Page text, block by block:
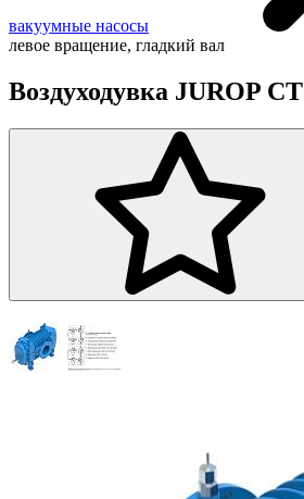
вакуумные насосы
левое вращение, гладкий вал
Воздуходувка JUROP